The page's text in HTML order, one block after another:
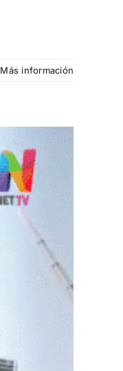
Más información